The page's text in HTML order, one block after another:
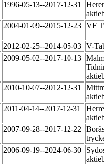
1996-05-13--2017-12-31
2004-01-09--2015-12-23 VF
2012-02-25--2014-05-03 V-
2009-05-02--2017-10-13
2010-10-07--2012-12-31
2011-04-14--2017-12-31
2007-09-28--2017-12-22
2006-09-19--2024-06-30